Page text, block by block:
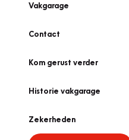
Vakgarage
Contact
Kom gerust verder
Historie vakgarage
Zekerheden